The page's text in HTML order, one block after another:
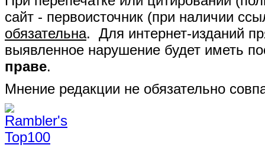
сайт - первоисточник (при наличии
обязательна. Для интернет-изданий
выявленное нарушение будет иметь
праве.
Мнение редакции не обязательно